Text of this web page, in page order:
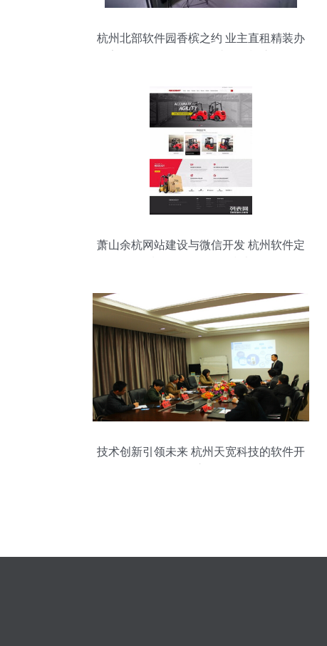
杭州北部软件园香槟之约 业主直租精装办
萧山余杭网站建设与微信开发 杭州软件定
技术创新引领未来 杭州天宽科技的软件开